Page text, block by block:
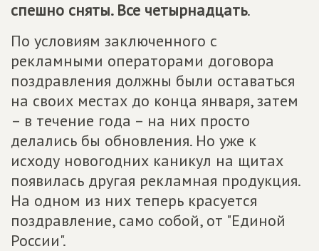
спешно сняты. Все четырнадцать.
По условиям заключенного с
рекламными операторами договора
поздравления должны были оставаться
на своих местах до конца января, затем
– в течение года – на них просто
делались бы обновления. Но уже к
исходу новогодних каникул на щитах
появилась другая рекламная продукция.
На одном из них теперь красуется
поздравление, само собой, от "Единой
России".